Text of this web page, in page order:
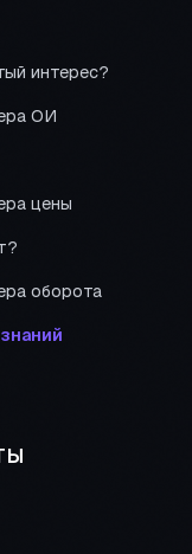
интерес?
ОИ
цены
оборота